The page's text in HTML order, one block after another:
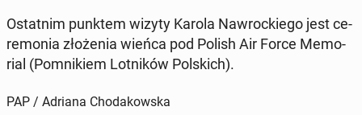
Ostat­nim punktem wizyty Karola Na­wroc­kie­go jest ce­
re­mo­nia zło­że­nia wieńca pod Polish Air Force Me­mo­
rial (Po­mni­kiem Lot­ni­ków Pol­skich).
PAP / Adriana Chodakowska